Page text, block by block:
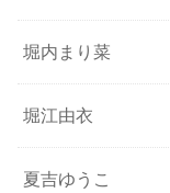
堀内まり菜
堀江由衣
夏吉ゆうこ